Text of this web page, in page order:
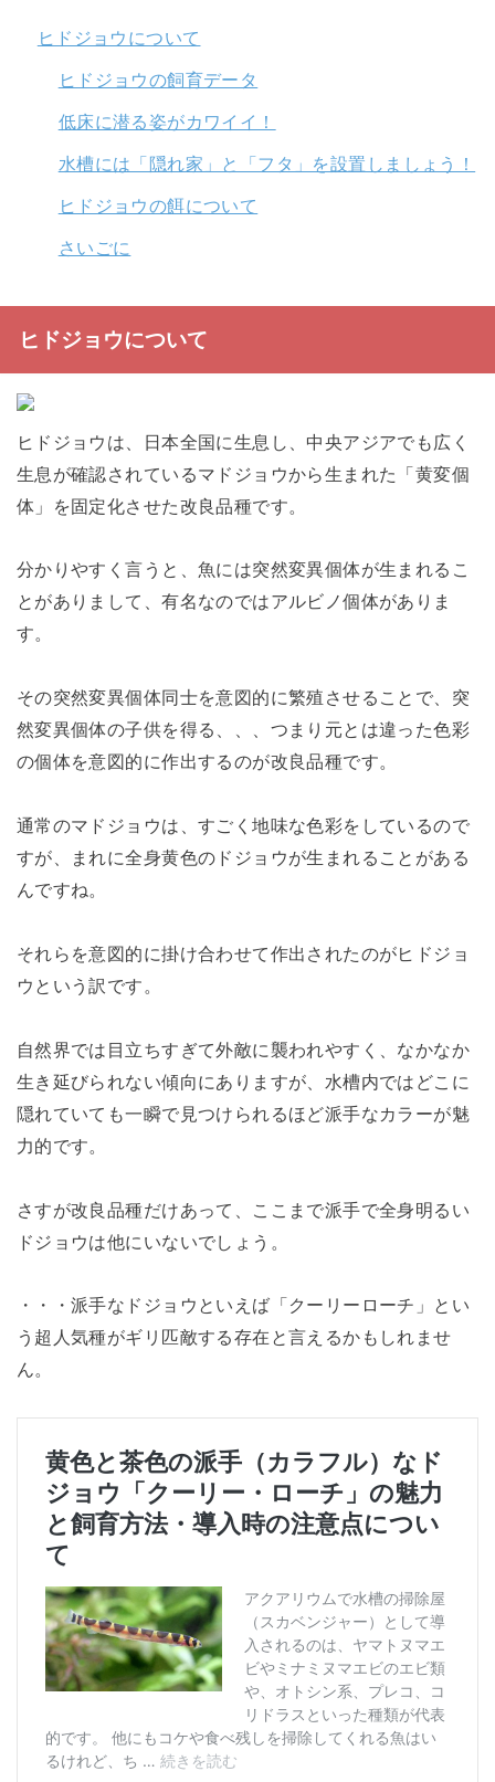
ヒドジョウについて
ヒドジョウの飼育データ
低床に潜る姿がカワイイ！
水槽には「隠れ家」と「フタ」を設置しましょう！
ヒドジョウの餌について
さいごに
ヒドジョウについて
ヒドジョウは、日本全国に生息し、中央アジアでも広く
生息が確認されているマドジョウから生まれた「黄変個
体」を固定化させた改良品種です。
分かりやすく言うと、魚には突然変異個体が生まれるこ
とがありまして、有名なのではアルビノ個体がありま
す。
その突然変異個体同士を意図的に繁殖させることで、突
然変異個体の子供を得る、、、つまり元とは違った色彩
の個体を意図的に作出するのが改良品種です。
通常のマドジョウは、すごく地味な色彩をしているので
すが、まれに全身黄色のドジョウが生まれることがある
んですね。
それらを意図的に掛け合わせて作出されたのがヒドジョ
ウという訳です。
自然界では目立ちすぎて外敵に襲われやすく、なかなか
生き延びられない傾向にありますが、水槽内ではどこに
隠れていても一瞬で見つけられるほど派手なカラーが魅
力的です。
さすが改良品種だけあって、ここまで派手で全身明るい
ドジョウは他にいないでしょう。
・・・派手なドジョウといえば「クーリーローチ」とい
う超人気種がギリ匹敵する存在と言えるかもしれませ
ん。